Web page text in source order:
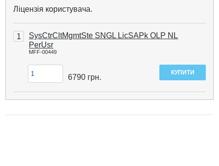
Ліцензія користувача.
1
SysCtrCltMgmtSte SNGL LicSAPk OLP NL
PerUsr
MFF-00449
6790 грн.